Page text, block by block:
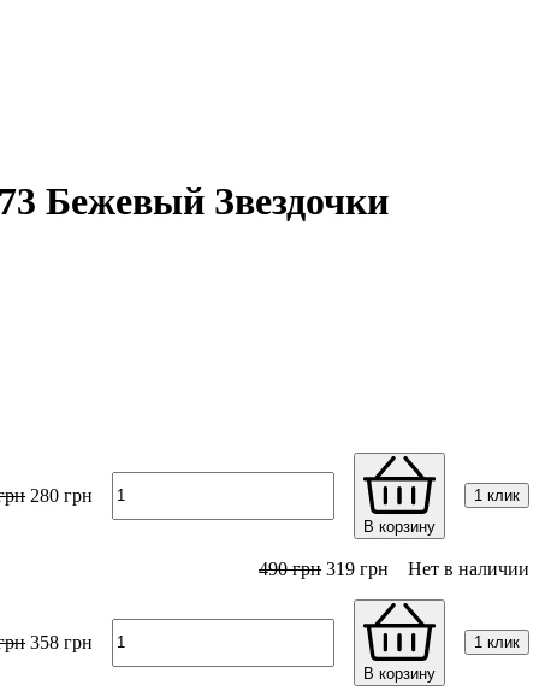
Бежевый Звездочки
280 грн
В корзину
1 клик
490грн 319 грн Нет в наличии
358 грн
В корзину
1 клик